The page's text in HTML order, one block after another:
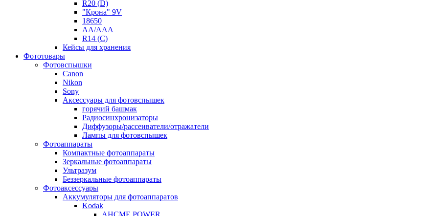
R20 (D)
"Крона" 9V
18650
AA/AAA
R14 (C)
Кейсы для хранения
Фототовары
Фотовспышки
Canon
Nikon
Sony
Аксессуары для фотовспышек
горячий башмак
Радиосинхронизаторы
Диффузоры/рассеиватели/отражатели
Лампы для фотовспышек
Фотоаппараты
Компактные фотоаппараты
Зеркальные фотоаппараты
Ультразум
Беззеркальные фотоаппараты
Фотоаксессуары
Аккумуляторы для фотоаппаратов
Kodak